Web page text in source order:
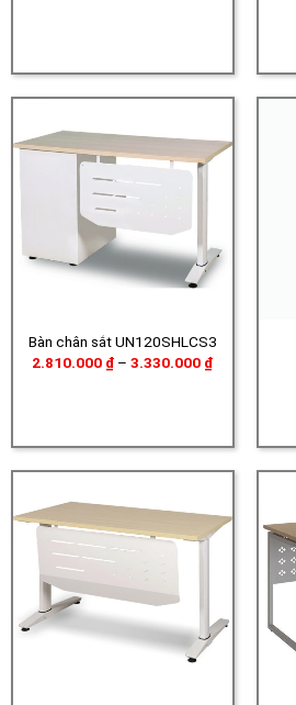
Bàn chân sắt UN120SHLCS3
2.810.000 ₫ – 3.330.000 ₫Khoảng